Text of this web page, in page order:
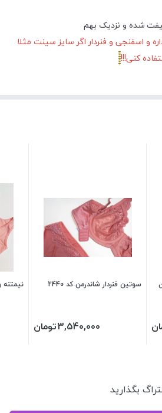
شده و نزدیک بهم
و اسفنجی و فنردار اگر سایز سینت مثلا
سوتین فنردار شاندرمن کد 2440
3,540,000تومان
نیمتنه
بگذارید